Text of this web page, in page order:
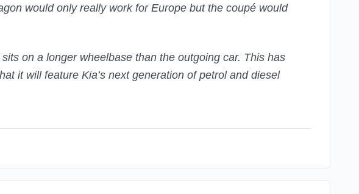
would only really work for Europe but the coupé would
on a longer wheelbase than the outgoing car. This has
it will feature Kia’s next generation of petrol and diesel